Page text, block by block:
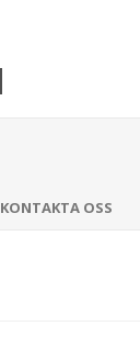
KONTAKTA OSS